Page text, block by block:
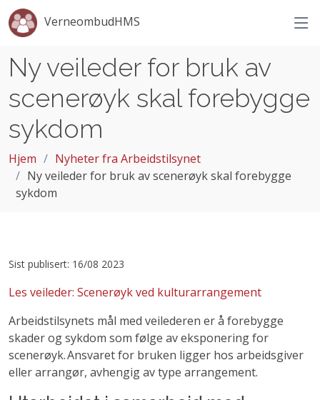
VerneombudHMS
Ny veileder for bruk av
scenerøyk skal forebygge
sykdom
Hjem
Nyheter fra Arbeidstilsynet
Ny veileder for bruk av scenerøyk skal forebygge
sykdom
Sist publisert: 16/08 2023
Les veileder: Scenerøyk ved kulturarrangement
Arbeidstilsynets mål med veilederen er å forebygge
skader og sykdom som følge av eksponering for
scenerøyk. Ansvaret for bruken ligger hos arbeidsgiver
eller arrangør, avhengig av type arrangement.